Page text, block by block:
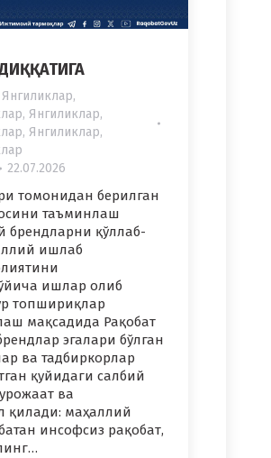
Янгиликлар,
, Янгиликлар,
, Янгиликлар,
22.07.2026
томонидан берилган
таъминлаш
брендларни қўллаб-
ишлаб
ишлар олиб
топшириқлар
мақсадида Рақобат
эгалари бўлган
ва тадбиркорлар
қуйидаги салбий
ва
қилади: маҳаллий
инсофсиз рақобат,